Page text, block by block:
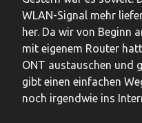
WLAN-Signal mehr
her. Da wir von Beginn
mit eigenem Router
ONT austauschen und
gibt einen einfachen
noch irgendwie ins